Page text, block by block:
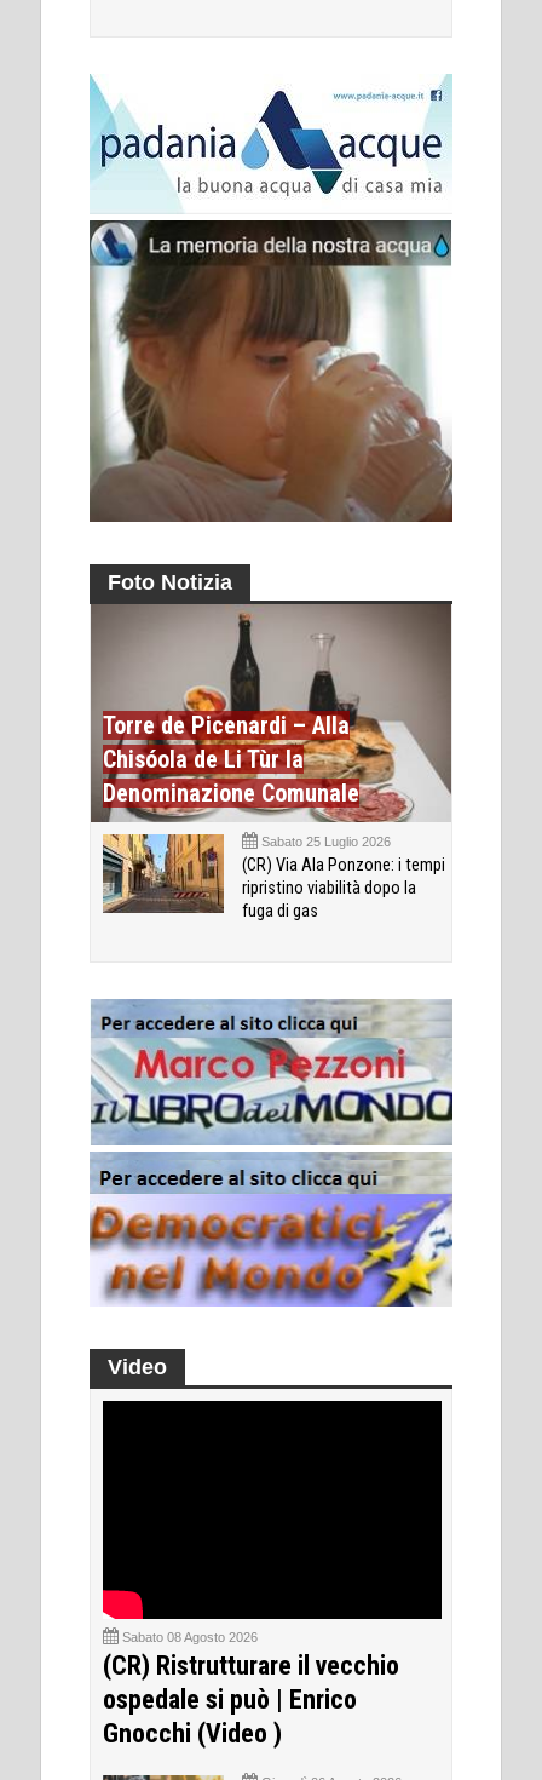
Foto Notizia
Torre de Picenardi – Alla
Chisóola de Li Tùr la
Denominazione Comunale
Sabato 25 Luglio 2026
(CR) Via Ala Ponzone: i tempi
ripristino viabilità dopo la
fuga di gas
Video
Sabato 08 Agosto 2026
(CR) Ristrutturare il vecchio
ospedale si può | Enrico
Gnocchi (Video )